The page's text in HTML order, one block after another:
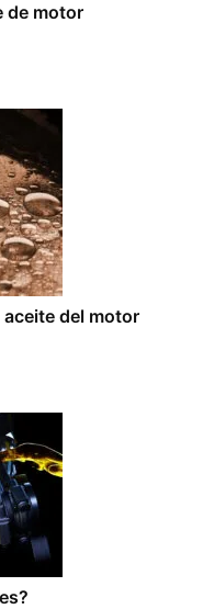
de motor
del motor